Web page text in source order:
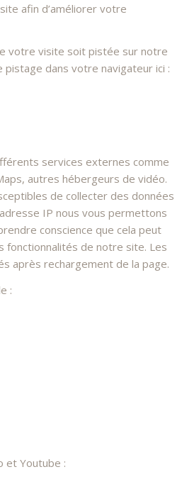
afin d’améliorer votre
votre visite soit pistée sur notre
dans votre navigateur ici :
services externes comme
autres hébergeurs de vidéo.
de collecter des données
IP nous vous permettons
conscience que cela peut
fonctionnalités de notre site. Les
après rechargement de la page.
:
et Youtube :